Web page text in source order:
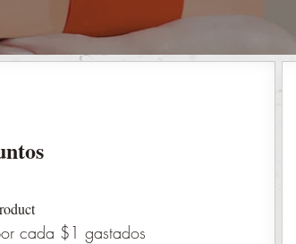
cada $1 gastados